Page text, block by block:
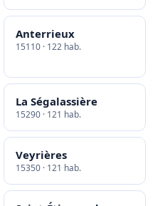
Anterrieux
15110 · 122 hab.
La Ségalassière
15290 · 121 hab.
Veyrières
15350 · 121 hab.